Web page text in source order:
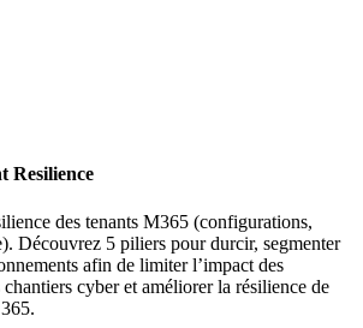
Resilience
des tenants M365 (configurations,
Découvrez 5 piliers pour durcir, segmenter
afin de limiter l’impact des
cyber et améliorer la résilience de